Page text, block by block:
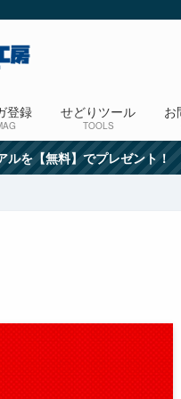
登録 せどりツール
TOOLS
お
ルを【無料】でプレゼント！